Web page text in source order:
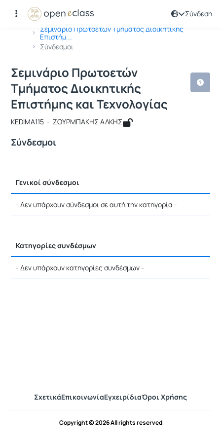
Σύνδεση
Αρχική Σελίδα
Σεμινάριο Πρωτοετών Tμήματος Διοικητικής
Επιστήμ...
Σύνδεσμοι
Μάθημα : Σεμινάριο Πρωτοετών
Κωδικός : KEDIMA115
Σεμινάριο Πρωτοετών
Tμήματος Διοικητικής
Επιστήμης και Τεχνολογίας
KEDIMA115 - ΖΟΥΡΜΠΑΚΗΣ ΑΛΚΗΣ
Σύνδεσμοι
Γενικοί σύνδεσμοι
- Δεν υπάρχουν σύνδεσμοι σε αυτή την κατηγορία -
Κατηγορίες συνδέσμων
- Δεν υπάρχουν κατηγορίες συνδέσμων -
ΣχετικάΕπικοινωνίαΕγχειρίδιαΌροι Χρήσης
Copyright © 2026 All rights reserved